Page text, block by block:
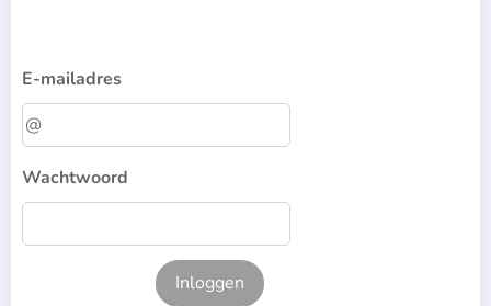
E-mailadres
Wachtwoord
Inloggen